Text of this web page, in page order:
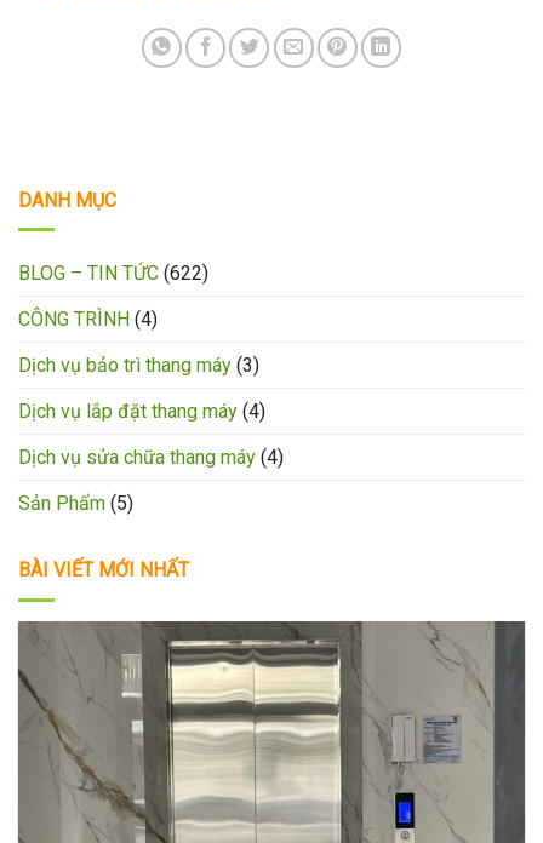
DANH MỤC
BLOG – TIN TỨC (622)
CÔNG TRÌNH (4)
Dịch vụ bảo trì thang máy (3)
Dịch vụ lắp đặt thang máy (4)
Dịch vụ sửa chữa thang máy (4)
Sản Phẩm (5)
BÀI VIẾT MỚI NHẤT